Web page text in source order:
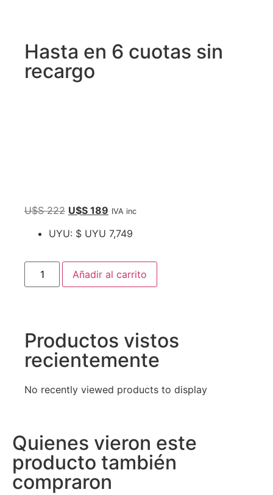
Hasta en 6 cuotas sin
recargo
U$S222 U$S 189 IVA inc
UYU: $ UYU 7,749
Añadir al carrito
Productos vistos
recientemente
No recently viewed products to display
Quienes vieron este
producto también
compraron